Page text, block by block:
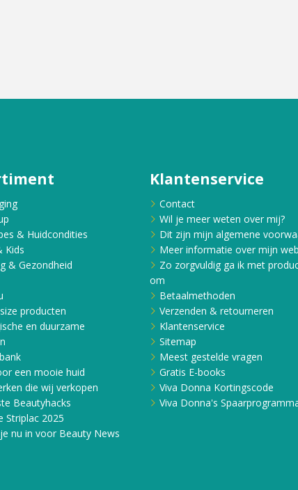
& Huidcondities
Kids
& Gezondheid
producten
en duurzame
een mooie huid
die wij verkopen
Beautyhacks
Striplac 2025
nu in voor Beauty News
Klantenservice
Contact
Wil je meer weten over mij?
Dit zijn mijn algemene
Meer informatie over mijn
Zo zorgvuldig ga ik met
om
Betaalmethoden
Verzenden & retourneren
Klantenservice
Sitemap
Meest gestelde vragen
Gratis E-books
Viva Donna Kortingscode
Viva Donna's